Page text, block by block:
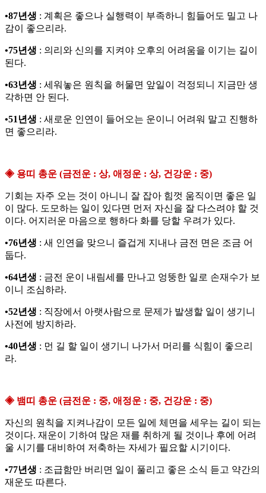
•87년생 : 계획은 좋으나 실행력이 부족하니 힘들어도 밀고 나
감이 좋으리라.
•75년생 : 의리와 신의를 지켜야 오후의 어려움을 이기는 길이
된다.
•63년생 : 세워놓은 원칙을 허물면 앞일이 걱정되니 지금만 생
각하면 안 된다.
•51년생 : 새로운 인연이 들어오는 운이니 어려워 말고 진행하
면 좋으리라.
◈ 용띠 총운 (금전운 : 상, 애정운 : 상, 건강운 : 중)
기회는 자주 오는 것이 아니니 잘 잡아 힘껏 움직이면 좋은 일
이 많다. 도모하는 일이 있다면 먼저 자신을 잘 다스려야 할 것
이다. 어지러운 마음으로 행하다 화를 당할 우려가 있다.
•76년생 : 새 인연을 맞으니 즐겁게 지내나 금전 면은 조금 어
둡다.
•64년생 : 금전 운이 내림세를 만나고 엉뚱한 일로 손재수가 보
이니 조심하라.
•52년생 : 직장에서 아랫사람으로 문제가 발생할 일이 생기니
사전에 방지하라.
•40년생 : 먼 길 할 일이 생기니 나가서 머리를 식힘이 좋으리
라.
◈ 뱀띠 총운 (금전운 : 중, 애정운 : 중, 건강운 : 중)
자신의 원칙을 지켜나감이 모든 일에 체면을 세우는 길이 되는
것이다. 재운이 기하여 많은 재를 취하게 될 것이나 후에 어려
울 시기를 대비하여 저축하는 자세가 필요할 시기이다.
•77년생 : 조급함만 버리면 일이 풀리고 좋은 소식 듣고 약간의
재운도 따른다.